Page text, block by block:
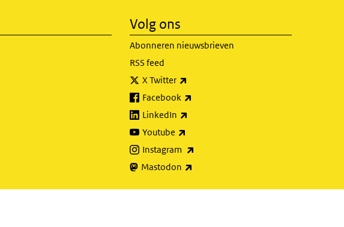
Volg ons
Abonneren nieuwsbrieven
RSS feed
X Twitter
Facebook
LinkedIn
Youtube
Instagram
Mastodon